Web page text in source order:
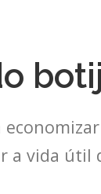
a vida útil